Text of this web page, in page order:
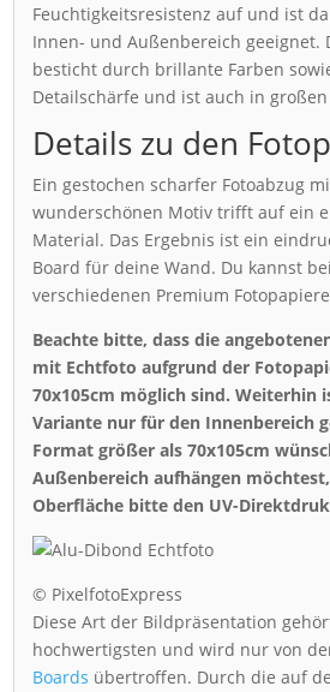
Feuchtigkeitsresistenz auf und ist
Innen- und Außenbereich geeignet.
besticht durch brillante Farben
Detailschärfe und ist auch in
Details zu den
Ein gestochen scharfer Fotoabzug
wunderschönen Motiv trifft auf ein
Material. Das Ergebnis ist ein
Board für deine Wand. Du kannst
verschiedenen Premium
Beachte bitte, dass die
mit Echtfoto aufgrund der
70x105cm möglich sind. Weiterhin
Variante nur für den Innenbereich
Format größer als 70x105cm
Außenbereich aufhängen
Oberfläche bitte den UV-
© PixelfotoExpress
Diese Art der Bildpräsentation
hochwertigsten und wird nur von
Boards übertroffen. Durch die auf